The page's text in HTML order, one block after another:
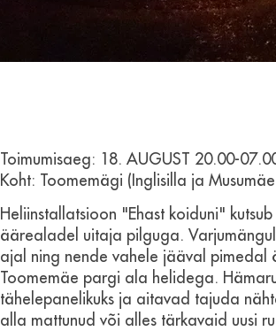
Toimumisaeg: 18. AUGUST 20.00-
Koht: Toomemägi (Inglisilla ja
Heliinstallatsioon "Ehast koiduni"
äärealadel uitaja pilguga.
ajal ning nende vahele jääval pimedal
Toomemäe pargi ala helidega.
tähelepanelikuks ja aitavad tajuda
alla mattunud või alles tärkavaid uusi